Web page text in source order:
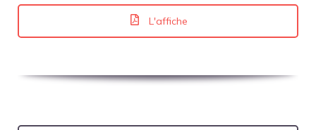
L'affiche